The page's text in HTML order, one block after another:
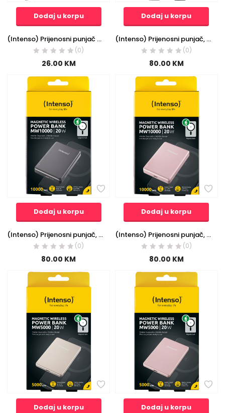
Dodaj u korpu
(Intenso) Prijenosni punjač za mobitele i tablete 5000mAh – POWERBANK XS5000 Rose
(0)
26.00 KM
Dodaj u korpu
(Intenso) Prijenosni punjač, MagSafe, 10000mAh, bežični – POWERBANK MW10000 Champagne
(0)
80.00 KM
Dodaj u korpu
(Intenso) Prijenosni punjač, MagSafe, 10000mAh, bežični – POWERBANK MW10000 Gray
(0)
80.00 KM
Dodaj u korpu
(Intenso) Prijenosni punjač, MagSafe, 10000mAh, bežični – POWERBANK MW10000 Rose
(0)
80.00 KM
Dodaj u korpu Dodaj u korpu